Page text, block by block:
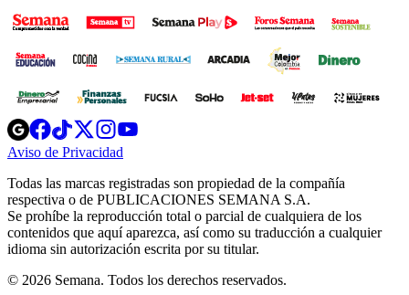
Opens
in
new
Opens
in
new
Opens
in
new
window
Opens
new
windowwindow
Aviso de Privacidad
new
window
Todas las marcas registradas son propiedad de la compañía
respectiva o de PUBLICACIONES SEMANA S.A.
Se prohíbe la reproducción total o parcial de cualquiera de los
contenidos que aquí aparezca, así como su traducción a cualquier
idioma sin autorización escrita por su titular.
© 2026 Semana. Todos los derechos reservados.